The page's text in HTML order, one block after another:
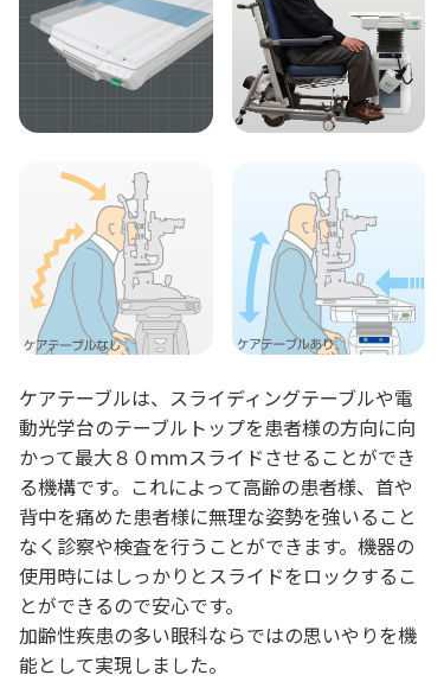
ケアテーブルは、スライディングテーブルや電
動光学台のテーブルトップを患者様の方向に向
かって最大８０ｍｍスライドさせることができ
る機構です。これによって高齢の患者様、首や
背中を痛めた患者様に無理な姿勢を強いること
なく診察や検査を行うことができます。機器の
使用時にはしっかりとスライドをロックするこ
とができるので安心です。
加齢性疾患の多い眼科ならではの思いやりを機
能として実現しました。